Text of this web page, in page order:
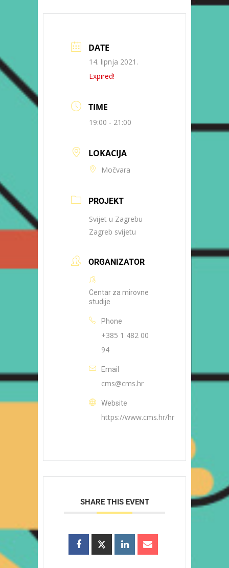
DATE
14. lipnja 2021.
Expired!
TIME
19:00 - 21:00
LOKACIJA
Močvara
PROJEKT
Svijet u Zagrebu
Zagreb svijetu
ORGANIZATOR
Centar za mirovne
studije
Phone
+385 1 482 00
94
Email
cms@cms.hr
Website
https://www.cms.hr/hr
SHARE THIS EVENT